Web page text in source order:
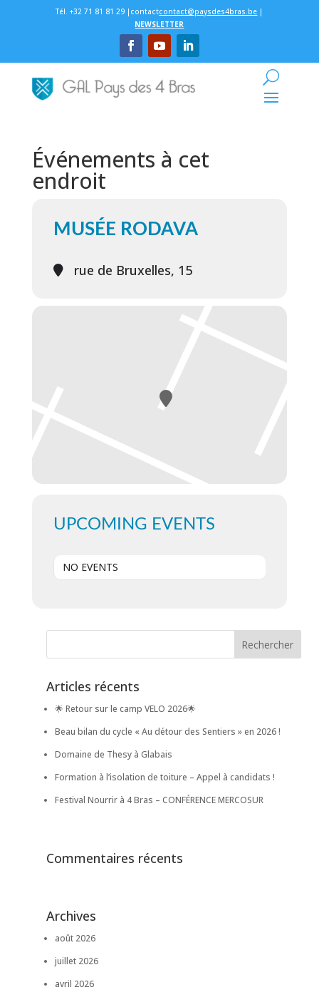
Tél. +32 71 81 81 29 |contactcontact@paysdes4bras.be |
NEWSLETTER
Événements à cet
endroit
MUSÉE RODAVA
rue de Bruxelles, 15
UPCOMING EVENTS
NO EVENTS
Articles récents
🌟 Retour sur le camp VELO 2026🌟
Beau bilan du cycle « Au détour des Sentiers » en 2026 !
Domaine de Thesy à Glabais
Formation à l’isolation de toiture – Appel à candidats !
Festival Nourrir à 4 Bras – CONFÉRENCE MERCOSUR
Commentaires récents
Archives
août 2026
juillet 2026
avril 2026